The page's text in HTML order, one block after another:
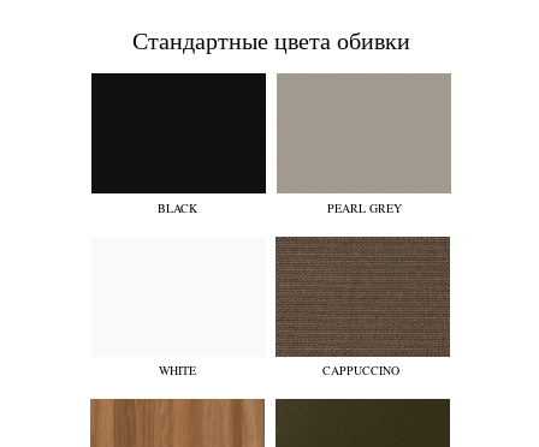
Стандартные цвета обивки
BLACK
WHITE
PEARL GREY
CAPPUCCINO